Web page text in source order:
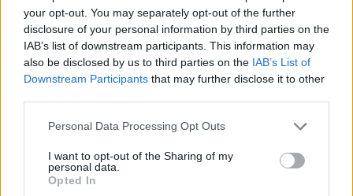
your opt-out. You may separately opt-out of the further
disclosure of your personal information by third parties on the
IAB’s list of downstream participants. This information may
also be disclosed by us to third parties on the IAB’s List of
Downstream Participants that may further disclose it to other
Please note that this website/app uses one or more Google
not limited to your visit or usage behaviour. You may click to
grant or deny consent to Google and its third-party tags to
use your data for below specified purposes in below Google
Personal Data Processing Opt Outs
I want to opt-out of the Sharing of my
personal data.
Opted In
bellezza
Cristian Castiglioni · 9 Ago 2026